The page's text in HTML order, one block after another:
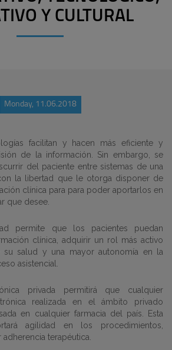
Y CULTURAL
Monday, 11.06.2018
facilitan y hacen más eficiente y
de la información. Sin embargo, se
del paciente entre sistemas de una
la libertad que le otorga disponer de
clínica para para poder aportarlos en
que desee.
permite que los pacientes puedan
clínica, adquirir un rol más activo
salud y una mayor autonomía en la
asistencial.
privada permitirá que cualquier
realizada en el ámbito privado
en cualquier farmacia del país. Esta
agilidad en los procedimientos,
terapéutica.